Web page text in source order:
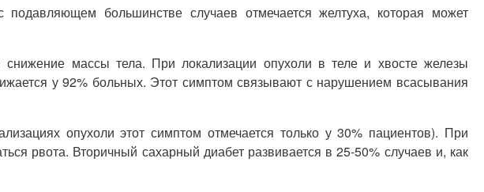
большинстве случаев отмечается желтуха, которая может
массы тела. При локализации опухоли в теле и хвосте железы
у 92% больных. Этот симптом связывают с нарушением всасывания
опухоли этот симптом отмечается только у 30% пациентов). При
рвота. Вторичный сахарный диабет развивается в 25-50% случаев и, как